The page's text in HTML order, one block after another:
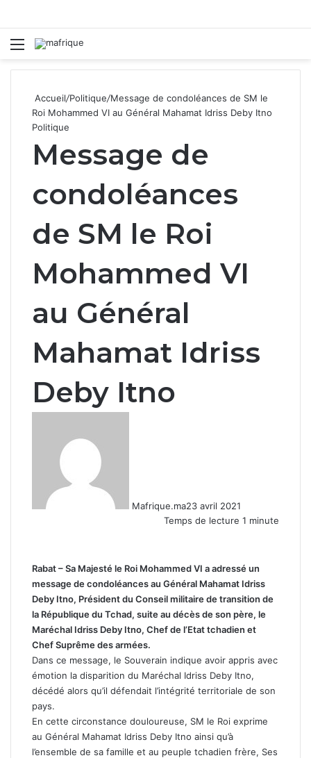
Menu
Accueil/Politique/Message de condoléances de SM le
Roi Mohammed VI au Général Mahamat Idriss Deby Itno
Politique
Message de
condoléances
de SM le Roi
Mohammed VI
au Général
Mahamat Idriss
Deby Itno
Mafrique.ma23 avril 2021
Temps de lecture 1 minute
Rabat – Sa Majesté le Roi Mohammed VI a adressé un
message de condoléances au Général Mahamat Idriss
Deby Itno, Président du Conseil militaire de transition de
la République du Tchad, suite au décès de son père, le
Maréchal Idriss Deby Itno, Chef de l’Etat tchadien et
Chef Suprême des armées.
Dans ce message, le Souverain indique avoir appris avec
émotion la disparition du Maréchal Idriss Deby Itno,
décédé alors qu’il défendait l’intégrité territoriale de son
pays.
En cette circonstance douloureuse, SM le Roi exprime
au Général Mahamat Idriss Deby Itno ainsi qu’à
l’ensemble de sa famille et au peuple tchadien frère, Ses